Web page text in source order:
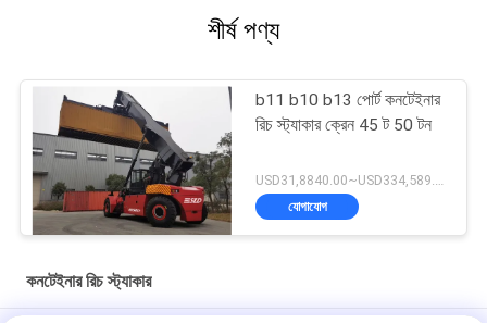
শীর্ষ পণ্য
b11 b10 b13 পোর্ট কনটেইনার
রিচ স্ট্যাকার ক্রেন 45 ট 50 টন
USD31,8840.00~USD334,589.00 Unit MOQ:1 একক
যোগাযোগ
কনটেইনার রিচ স্ট্যাকার